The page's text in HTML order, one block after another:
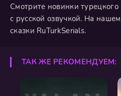
Смотрите новинки
с русской озвучкой. На
сказки RuTurkSerials.
ТАК ЖЕ РЕКОМЕНДУЕМ: